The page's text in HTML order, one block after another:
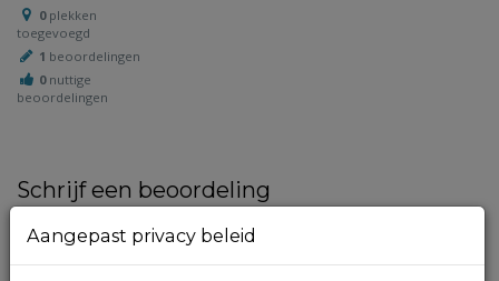
0plekken
toegevoegd
1 beoordelingen
0nuttige
beoordelingen
Schrijf een beoordeling
Je e-mailadres wordt niet gepubliceerd.
gemarkeerd met*
Aangepast privacy beleid